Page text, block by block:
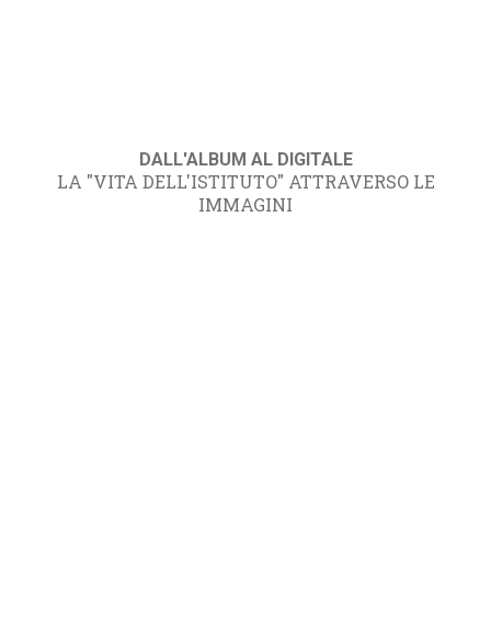
DALL'ALBUM AL DIGITALE
LA "VITA DELL'ISTITUTO" ATTRAVERSO LE
IMMAGINI